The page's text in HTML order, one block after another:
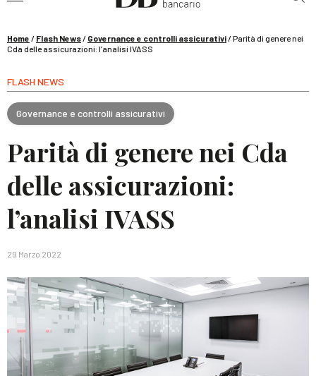
Pignoramento presso terzi e ruolo della banca
Home / Flash News/ Governance e controlli assicurativi/Parità di genere nei
Cda delle assicurazioni: l’analisi IVASS
FLASH NEWS
Governance e controlli assicurativi
Parità di genere nei Cda
delle assicurazioni:
l’analisi IVASS
29 Marzo 2022